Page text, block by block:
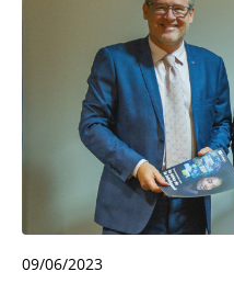
09/06/2023